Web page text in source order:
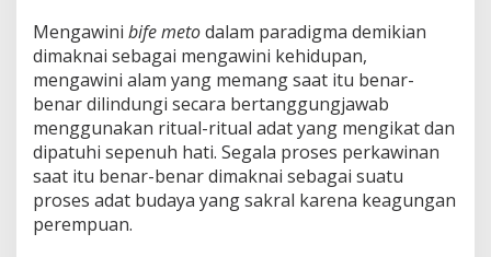
Mengawini bife metodalam paradigma demikian
dimaknai sebagai mengawini kehidupan,
mengawini alam yang memang saat itu benar-
benar dilindungi secara bertanggungjawab
menggunakan ritual-ritual adat yang mengikat dan
dipatuhi sepenuh hati. Segala proses perkawinan
saat itu benar-benar dimaknai sebagai suatu
proses adat budaya yang sakral karena keagungan
perempuan.